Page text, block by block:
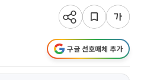
구글 선호매체 추가